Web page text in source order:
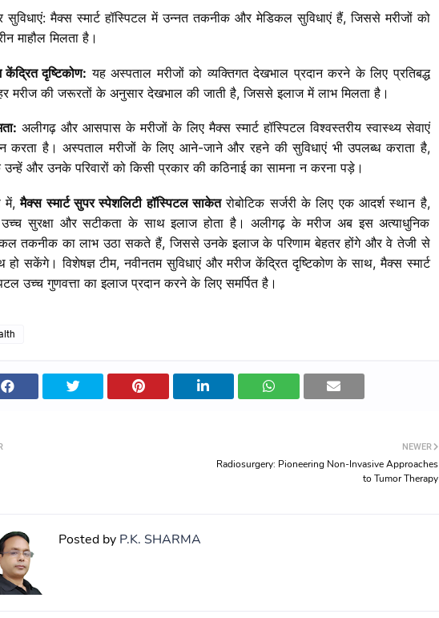
सुविधाएं:मैक्स स्मार्ट हॉस्पिटल में उन्नत तकनीक और मेडिकल सुविधाएं हैं,जिससे मरीजों को
माहौल मिलता है।
केंद्रित दृष्टिकोण: यह अस्पताल मरीजों को व्यक्तिगत देखभाल प्रदान करने के लिए प्रतिबद्ध
मरीज की जरूरतों के अनुसार देखभाल की जाती है,जिससे इलाज में लाभ मिलता है।
: अलीगढ़ और आसपास के मरीजों के लिए मैक्स स्मार्ट हॉस्पिटल विश्वस्तरीय स्वास्थ्य सेवाएं
करता है। अस्पताल मरीजों के लिए आने-जाने और रहने की सुविधाएं भी उपलब्ध कराता है,
उन्हें और उनके परिवारों को किसी प्रकार की कठिनाई का सामना न करना पड़े।
में,मैक्स स्मार्ट सुपर स्पेशलिटी हॉस्पिटल साकेतरोबोटिक सर्जरी के लिए एक आदर्श स्थान है,
सुरक्षा और सटीकता के साथ इलाज होता है। अलीगढ़ के मरीज अब इस अत्याधुनिक
तकनीक का लाभ उठा सकते हैं, जिससे उनके इलाज के परिणाम बेहतर होंगे और वे तेजी से
हो सकेंगे। विशेषज्ञ टीम, नवीनतम सुविधाएं और मरीज केंद्रित दृष्टिकोण के साथ, मैक्स स्मार्ट
उच्च गुणवत्ता का इलाज प्रदान करने के लिए समर्पित है।
NEWER
Radiosurgery: Pioneering Non-Invasive Approaches
to Tumor Therapy
Posted byP.K. SHARMA